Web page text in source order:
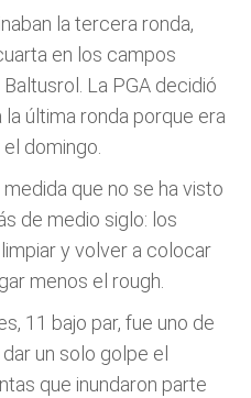
la tercera ronda,
en los campos
La PGA decidió
última ronda porque era
domingo.
que no se ha visto
de medio siglo: los
y volver a colocar
menos el rough.
11 bajo par, fue uno de
un solo golpe el
que inundaron parte